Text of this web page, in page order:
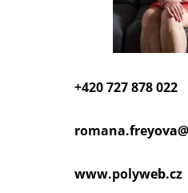
+420 727 878 022
romana.freyova@
www.polyweb.cz